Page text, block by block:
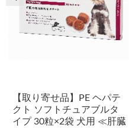
【取り寄せ品】PE ヘパテ
クト ソフトチュアブルタ
イプ 30粒×2袋 犬用 ≪肝臓